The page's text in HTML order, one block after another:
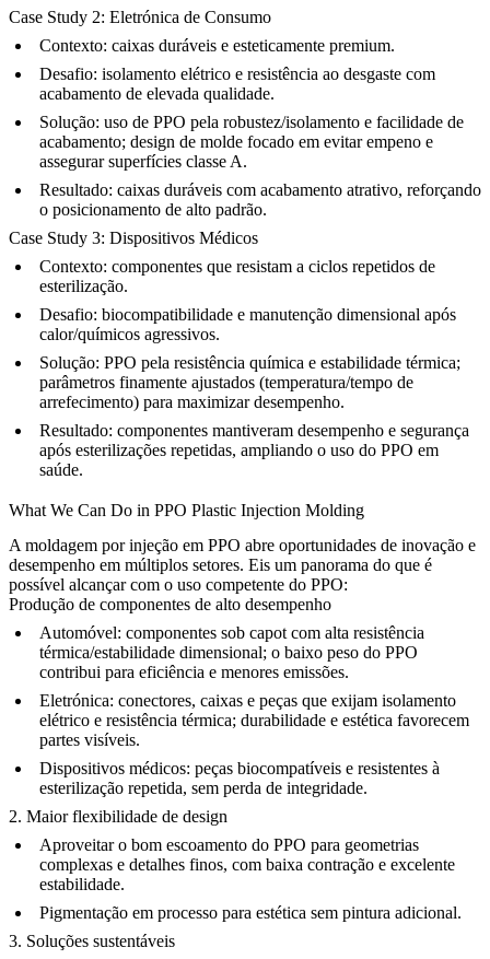
Case Study 2: Eletrónica de Consumo
Contexto: caixas duráveis e esteticamente premium.
Desafio: isolamento elétrico e resistência ao desgaste com
acabamento de elevada qualidade.
Solução: uso de PPO pela robustez/isolamento e facilidade de
acabamento; design de molde focado em evitar empeno e
assegurar superfícies classe A.
Resultado: caixas duráveis com acabamento atrativo, reforçando
o posicionamento de alto padrão.
Case Study 3: Dispositivos Médicos
Contexto: componentes que resistam a ciclos repetidos de
esterilização.
Desafio: biocompatibilidade e manutenção dimensional após
calor/químicos agressivos.
Solução: PPO pela resistência química e estabilidade térmica;
parâmetros finamente ajustados (temperatura/tempo de
arrefecimento) para maximizar desempenho.
Resultado: componentes mantiveram desempenho e segurança
após esterilizações repetidas, ampliando o uso do PPO em
saúde.
What We Can Do in PPO Plastic Injection Molding
A moldagem por injeção em PPO abre oportunidades de inovação e
desempenho em múltiplos setores. Eis um panorama do que é
possível alcançar com o uso competente do PPO:
Produção de componentes de alto desempenho
Automóvel: componentes sob capot com alta resistência
térmica/estabilidade dimensional; o baixo peso do PPO
contribui para eficiência e menores emissões.
Eletrónica: conectores, caixas e peças que exijam isolamento
elétrico e resistência térmica; durabilidade e estética favorecem
partes visíveis.
Dispositivos médicos: peças biocompatíveis e resistentes à
esterilização repetida, sem perda de integridade.
2. Maior flexibilidade de design
Aproveitar o bom escoamento do PPO para geometrias
complexas e detalhes finos, com baixa contração e excelente
estabilidade.
Pigmentação em processo para estética sem pintura adicional.
3. Soluções sustentáveis